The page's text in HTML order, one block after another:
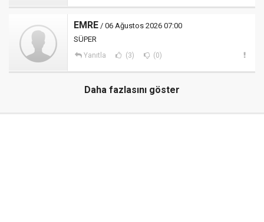
EMRE / 06 Ağustos 2026 07:00
SÜPER
Yanıtla (3) (0)
Daha fazlasını göster